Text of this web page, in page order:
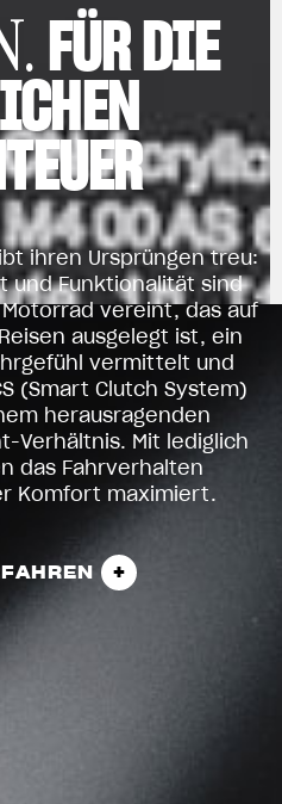
FÜR DIE
ihren Ursprüngen treu:
und Funktionalität sind
vereint, das auf
ausgelegt ist, ein
vermittelt und
(Smart Clutch System)
herausragenden
Verhältnis. Mit lediglich
das Fahrverhalten
Komfort maximiert.